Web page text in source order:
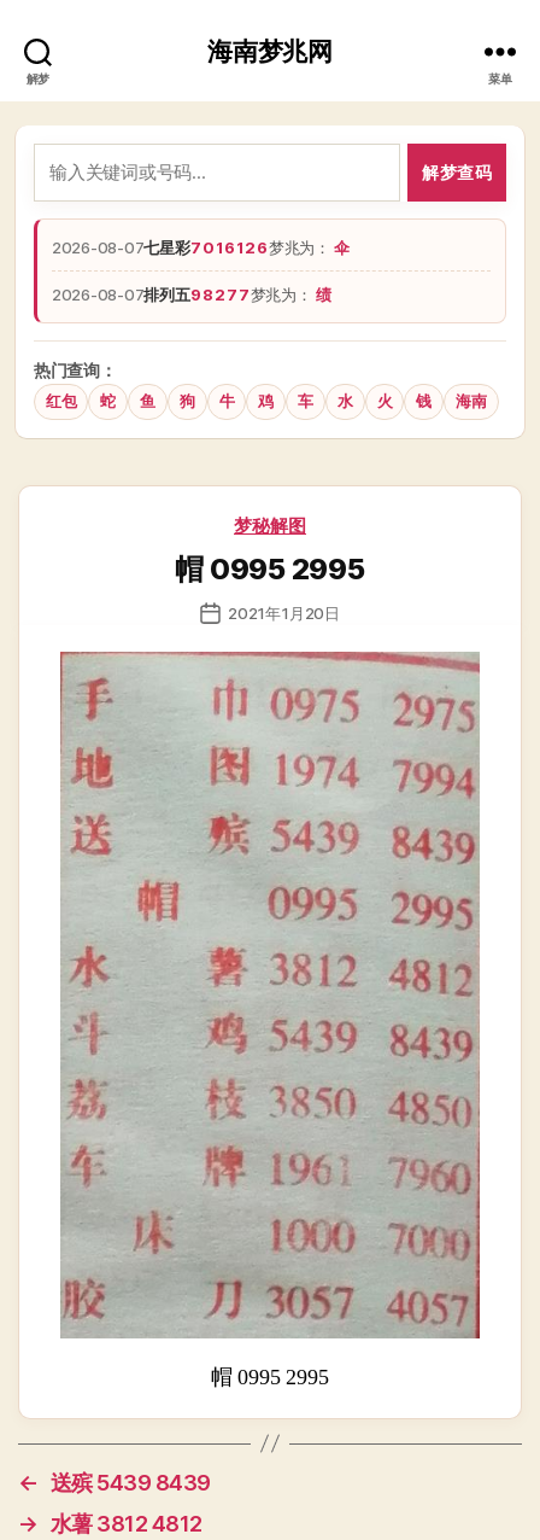
解梦
海南梦兆网
菜单
解梦查码
2026-08-07七星彩7016126梦兆为：伞
2026-08-07排列五98277梦兆为：绩
热门查询：
红包 蛇 鱼 狗 牛 鸡 车 水 火 钱 海南
分
梦秘解图
帽 0995 2995
发
日
2021年1月20日
帽 0995 2995
← 送殡 5439 8439
→
水薯 3812 4812